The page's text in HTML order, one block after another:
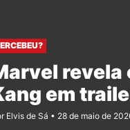
revela
em
Elvis de Sá 28 de maio de